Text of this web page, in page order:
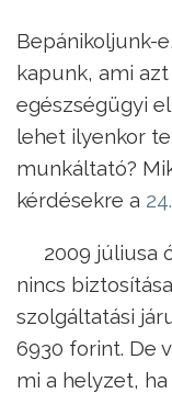
Bepánikoljunk-
kapunk, ami
egészségügyi
lehet ilyenkor
munkáltató?
kérdésekre a
2009 júliusa
nincs
szolgáltatási
6930 forint. De
mi a helyzet,